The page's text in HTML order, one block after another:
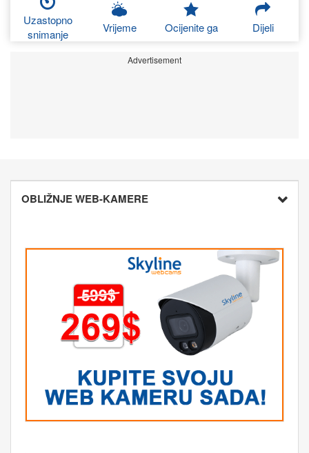
Uzastopno
snimanje
Vrijeme Ocijenite ga Dijeli
Advertisement
OBLIŽNJE WEB-KAMERE